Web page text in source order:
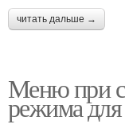
читать дальше →
Меню при
режима